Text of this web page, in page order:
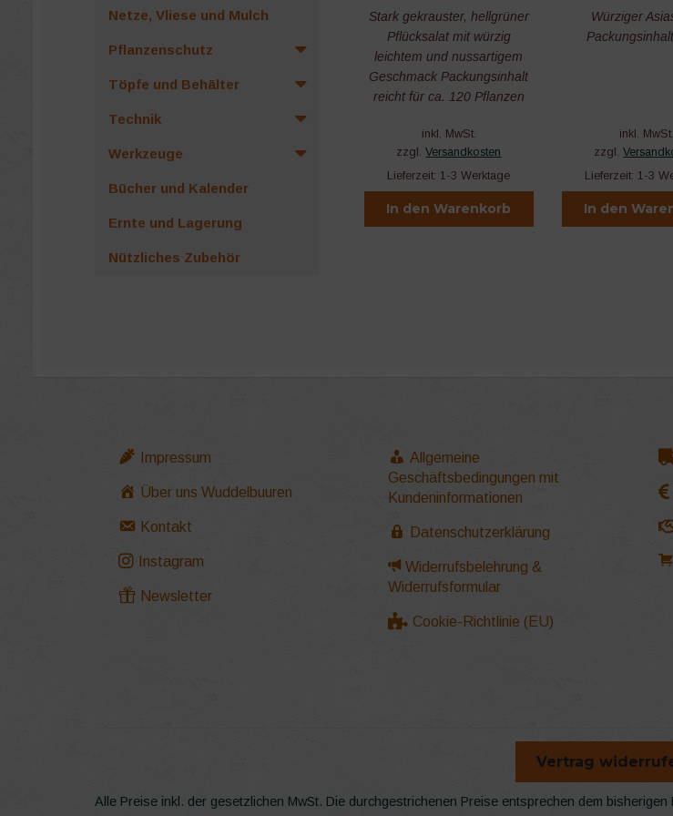
Stark gekrauster, hellgrüner
Pflücksalat mit würzig
leichtem und nussartigem
Geschmack Packungsinhalt
reicht für ca. 120 Pflanzen
inkl. MwSt.
zzgl.Versandkosten
Lieferzeit: 1-3 Werktage
In den Warenkorb
Würziger
inkl. MwSt.
zzgl.
Lieferzeit: 1-3
In den
Netze, Vliese und Mulch
Pflanzenschutz
Töpfe und Behälter
Technik
Werkzeuge
Bücher und Kalender
Ernte und Lagerung
Nützliches Zubehör
Impressum
Über uns Wuddelbuuren
Kontakt
Instagram
Newsletter
Allgemeine
Geschäftsbedingungen mit
Kundeninformationen
Datenschutzerklärung
Widerrufsbelehrung &
Widerrufsformular
Cookie-Richtlinie (EU)
Vertrag
Alle Preise inkl. der gesetzlichen MwSt. Die durchgestrichenen Preise entsprechen dem